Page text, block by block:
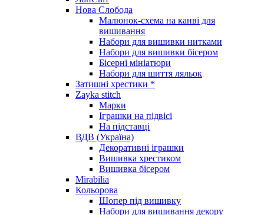
Нова Слобода
Малюнок-схема на канві для
вишивання
Набори для вишивки нитками
Набори для вишивки бісером
Бісерні мініатюри
Набори для шиття ляльок
Затишні хрестики *
Zayka stitch
Марки
Іграшки на підвісі
На підставці
ВДВ (Україна)
Декоративні іграшки
Вишивка хрестиком
Вишивка бісером
Mirabilia
Кольорова
Шопер під вишивку
Набори для вишивання декору